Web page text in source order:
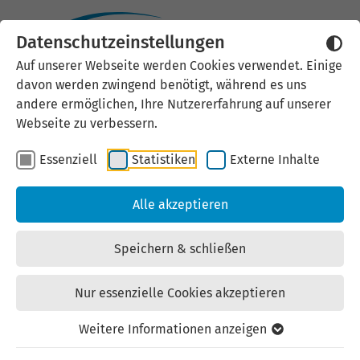
Datenschutzeinstellungen
Auf unserer Webseite werden Cookies verwendet. Einige
davon werden zwingend benötigt, während es uns
andere ermöglichen, Ihre Nutzererfahrung auf unserer
Webseite zu verbessern.
Essenziell Statistiken Externe Inhalte
Alle akzeptieren
Speichern & schließen
Nur essenzielle Cookies akzeptieren
Weitere Informationen anzeigen
Impressum
der Landesentwicklungsgesellschaft Thüringen
Dieses Impressum besitzt ebenfalls für folgende
Internetpräsenzen Gültigkeit:
https://de-de.facebook.com/thaff.thueringen
https://www.instagram.com/leg_thueringen/
https://www.instagram.com/thueringenfetzt/